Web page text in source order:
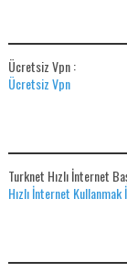
Ücretsiz Vpn :
Ücretsiz Vpn
Turknet Hızlı İnternet
Hızlı İnternet